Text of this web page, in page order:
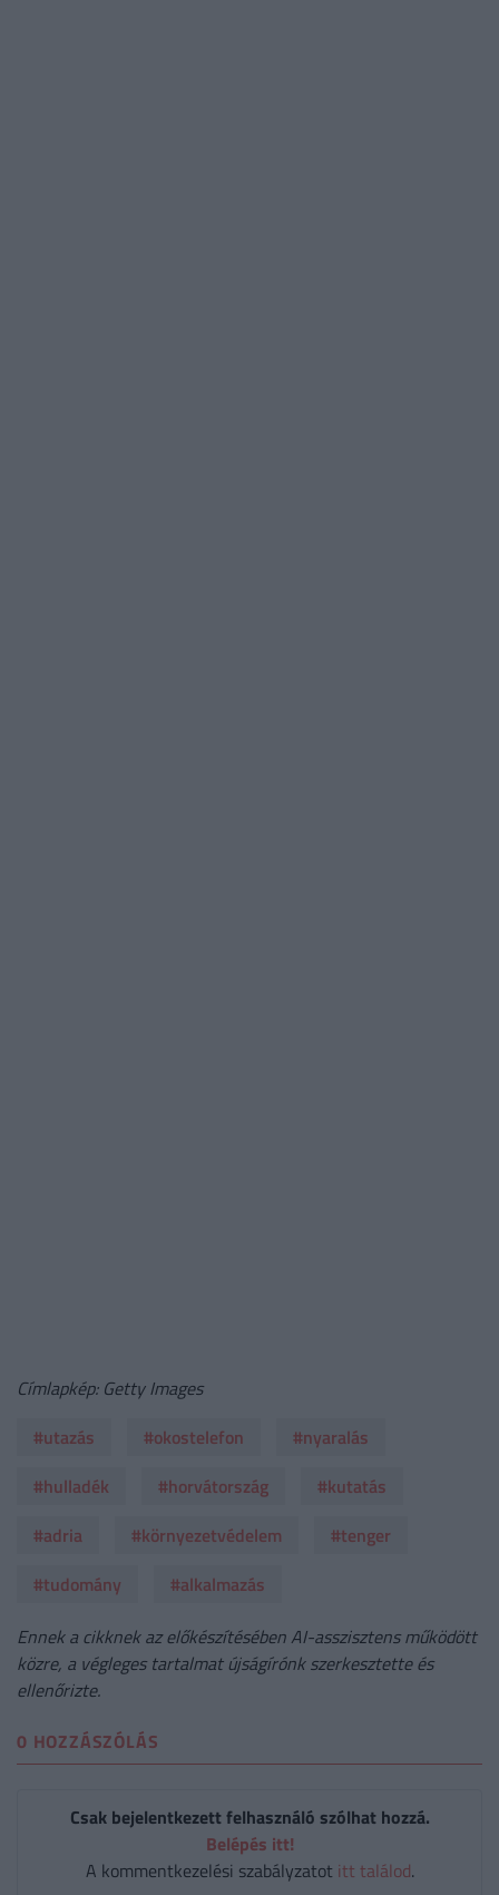
Címlapkép: Getty Images
#utazás
#okostelefon
#nyaralás
#hulladék
#horvátország
#kutatás
#adria
#környezetvédelem
#tenger
#tudomány
#alkalmazás
Ennek a cikknek az előkészítésében AI-asszisztens működött
közre, a végleges tartalmat újságírónk szerkesztette és
ellenőrizte.
0 HOZZÁSZÓLÁS
Csak bejelentkezett felhasználó szólhat hozzá.
Belépés itt!
A kommentkezelési szabályzatot itt találod.